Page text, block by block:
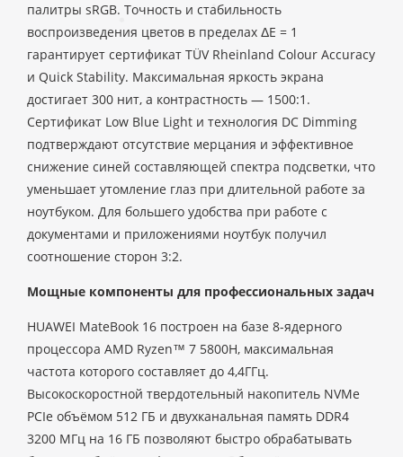
палитры sRGB. Точность и стабильность
воспроизведения цветов в пределах ΔE = 1
гарантирует сертификат TÜV Rheinland Colour Accuracy
и Quick Stability. Максимальная яркость экрана
достигает 300 нит, а контрастность — 1500:1.
Сертификат Low Blue Light и технология DC Dimming
подтверждают отсутствие мерцания и эффективное
снижение синей составляющей спектра подсветки, что
уменьшает утомление глаз при длительной работе за
ноутбуком. Для большего удобства при работе с
документами и приложениями ноутбук получил
соотношение сторон 3:2.
Мощные компоненты для профессиональных задач
HUAWEI MateBook 16 построен на базе 8-ядерного
процессора AMD Ryzen™ 7 5800H, максимальная
частота которого составляет до 4,4ГГц.
Высокоскоростной твердотельный накопитель NVMe
PCIe объёмом 512 ГБ и двухканальная память DDR4
3200 МГц на 16 ГБ позволяют быстро обрабатывать